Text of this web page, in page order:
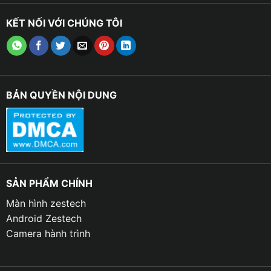
cả khi đang ở trên xe và di chuyển.
➤ Tích hợp Camera 360 độ:Việc tích hợp camera 360 độ
cung cấp hình ảnh toàn cảnh xung quanh xe, giúp bạn có thể
hoặc đỗ xe một cách an toàn và chính xác hơn.
KẾT NỐI VỚI CHÚNG TÔI
BẢN QUYỀN NỘI DUNG
SẢN PHẨM CHÍNH
Màn hình zestech
Android Zestech
Camera hành trình